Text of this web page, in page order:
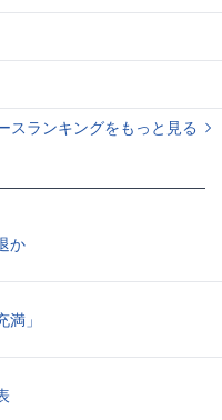
スランキングをもっと見る
か
」